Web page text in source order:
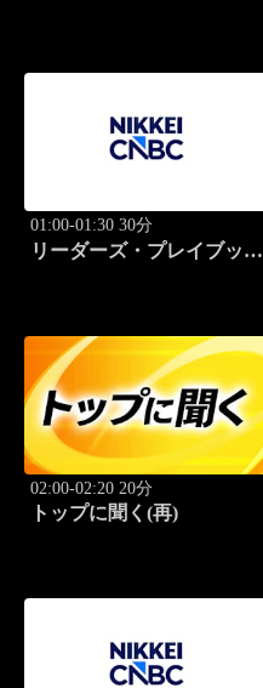
01:00-01:30 30分
リーダーズ・プレイブック
02:00-02:20 20分
トップに聞く(再)